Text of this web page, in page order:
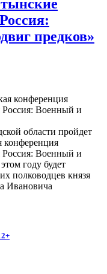
предков»
области пройдет
конференция
Россия: Военный и
году будет
полководцев князя
Ивановича